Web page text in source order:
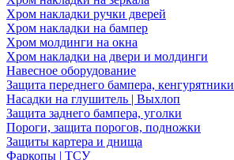
Хром накладки ручки дверей
Хром накладки на бампер
Хром молдинги на окна
Хром накладки на двери и молдинги
Навесное оборудование
Защита переднего бампера, кенгурятники
Насадки на глушитель | Выхлоп
Защита заднего бампера, уголки
Пороги, защита порогов, подножки
Защиты картера и днища
Фаркопы | ТСУ